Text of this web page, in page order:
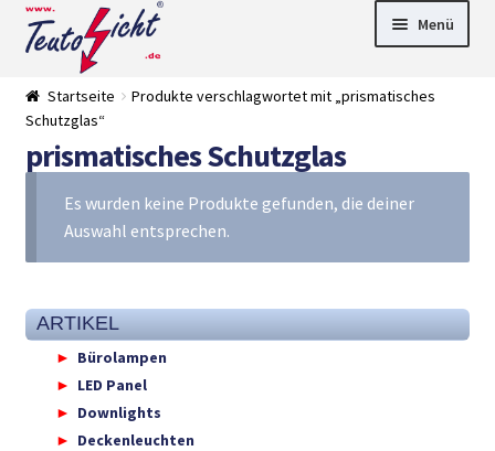
Zur
Navigation
springen
Springe
zum
Menü
► LED Panel
►
Deckenleuch
ten
►
Außenleucht
► LED
Leuchtmittel
►
Startseite
Produkte verschlagwortet mit „prismatisches
Schutzglas“
prismatisches Schutzglas
Es wurden keine Produkte gefunden, die deiner
Auswahl entsprechen.
ARTIKEL
Bürolampen
LED Panel
Downlights
Deckenleuchten